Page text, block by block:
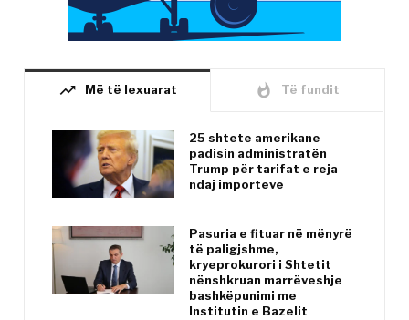
trending_up Më të lexuarat whatshot Të fundit
25 shtete amerikane
padisin administratën
Trump për tarifat e reja
ndaj importeve
Pasuria e fituar në mënyrë
të paligjshme,
kryeprokurori i Shtetit
nënshkruan marrëveshje
bashkëpunimi me
Institutin e Bazelit